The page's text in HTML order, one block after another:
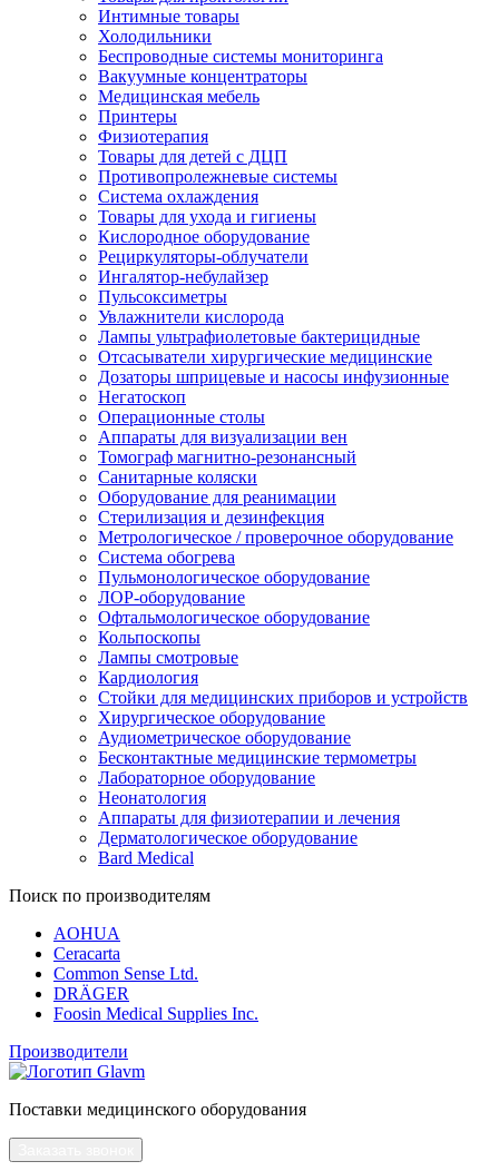
Интимные товары
Холодильники
Беспроводные системы мониторинга
Вакуумные концентраторы
Медицинская мебель
Принтеры
Физиотерапия
Товары для детей с ДЦП
Противопролежневые системы
Система охлаждения
Товары для ухода и гигиены
Кислородное оборудование
Рециркуляторы-облучатели
Ингалятор-небулайзер
Пульсоксиметры
Увлажнители кислорода
Лампы ультрафиолетовые бактерицидные
Отсасыватели хирургические медицинские
Дозаторы шприцевые и насосы инфузионные
Негатоскоп
Операционные столы
Аппараты для визуализации вен
Томограф магнитно-резонансный
Санитарные коляски
Оборудование для реанимации
Стерилизация и дезинфекция
Метрологическое / проверочное оборудование
Система обогрева
Пульмонологическое оборудование
ЛОР-оборудование
Офтальмологическое оборудование
Кольпоскопы
Лампы смотровые
Кардиология
Стойки для медицинских приборов и устройств
Хирургическое оборудование
Аудиометрическое оборудование
Бесконтактные медицинские термометры
Лабораторное оборудование
Неонатология
Аппараты для физиотерапии и лечения
Дерматологическое оборудование
Bard Medical
Поиск по производителям
AOHUA
Ceracarta
Common Sense Ltd.
DRÄGER
Foosin Medical Supplies Inc.
Производители
Поставки медицинского оборудования